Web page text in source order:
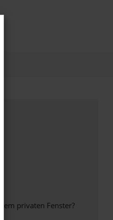
privaten Fenster?